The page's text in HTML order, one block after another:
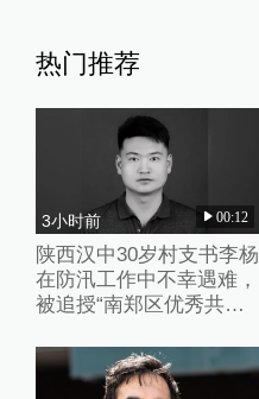
热门推荐
3小时前 00:12
陕西汉中30岁村支书李杨
在防汛工作中不幸遇难，
被追授“南郑区优秀共产